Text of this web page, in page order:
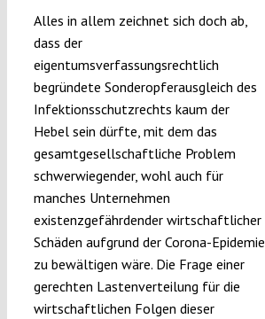
Alles in allem zeichnet sich doch ab,
dass der
eigentumsverfassungsrechtlich
begründete Sonderopferausgleich des
Infektionsschutzrechts kaum der
Hebel sein dürfte, mit dem das
gesamtgesellschaftliche Problem
schwerwiegender, wohl auch für
manches Unternehmen
existenzgefährdender wirtschaftlicher
Schäden aufgrund der Corona-Epidemie
zu bewältigen wäre. Die Frage einer
gerechten Lastenverteilung für die
wirtschaftlichen Folgen dieser